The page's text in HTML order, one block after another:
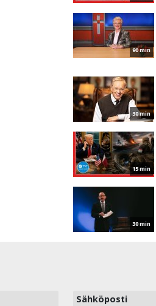
90 min
30 min
15 min
30 min
Sähköposti